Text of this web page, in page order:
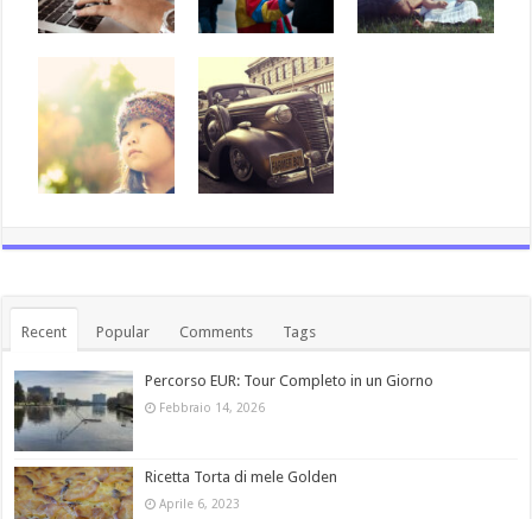
Recent Popular Comments Tags
Percorso EUR: Tour Completo in un Giorno
Febbraio 14, 2026
Ricetta Torta di mele Golden
Aprile 6, 2023